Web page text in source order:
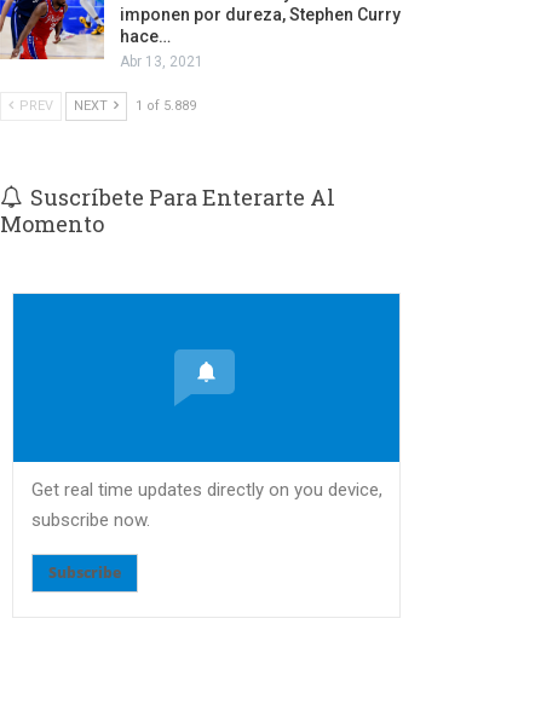
imponen por dureza, Stephen Curry
hace…
Abr 13, 2021
PREV NEXT 1 of 5.889
Suscríbete Para Enterarte Al
Momento
Get real time updates directly on you device,
subscribe now.
Subscribe